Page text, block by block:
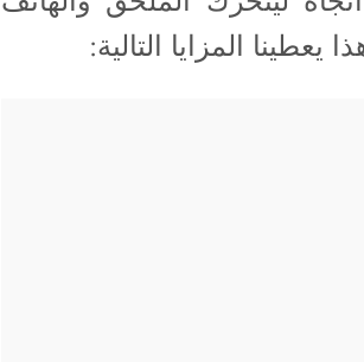
المزايا التالية: